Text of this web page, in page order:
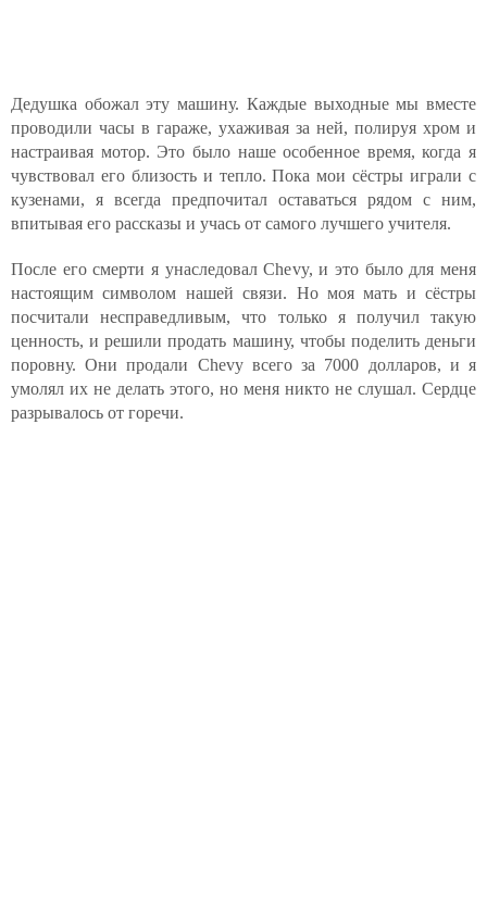
Дедушка обожал эту машину. Каждые выходные мы вместе
проводили часы в гараже, ухаживая за ней, полируя хром и
настраивая мотор. Это было наше особенное время, когда я
чувствовал его близость и тепло. Пока мои сёстры играли с
кузенами, я всегда предпочитал оставаться рядом с ним,
впитывая его рассказы и учась от самого лучшего учителя.
После его смерти я унаследовал Chevy, и это было для меня
настоящим символом нашей связи. Но моя мать и сёстры
посчитали несправедливым, что только я получил такую
ценность, и решили продать машину, чтобы поделить деньги
поровну. Они продали Chevy всего за 7000 долларов, и я
умолял их не делать этого, но меня никто не слушал. Сердце
разрывалось от горечи.